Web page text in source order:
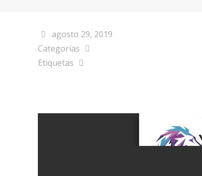
agosto 29, 2019
Categorías
Etiquetas